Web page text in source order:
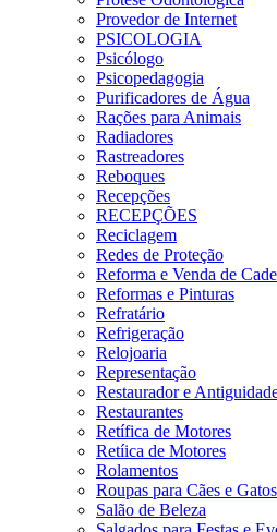
Provedor de Internet
PSICOLOGIA
Psicólogo
Psicopedagogia
Purificadores de Água
Rações para Animais
Radiadores
Rastreadores
Reboques
Recepções
RECEPÇÕES
Reciclagem
Redes de Proteção
Reforma e Venda de
Reformas e Pinturas
Refratário
Refrigeração
Relojoaria
Representação
Restaurador e
Restaurantes
Retífica de Motores
Retíica de Motores
Rolamentos
Roupas para Cães e Gatos
Salão de Beleza